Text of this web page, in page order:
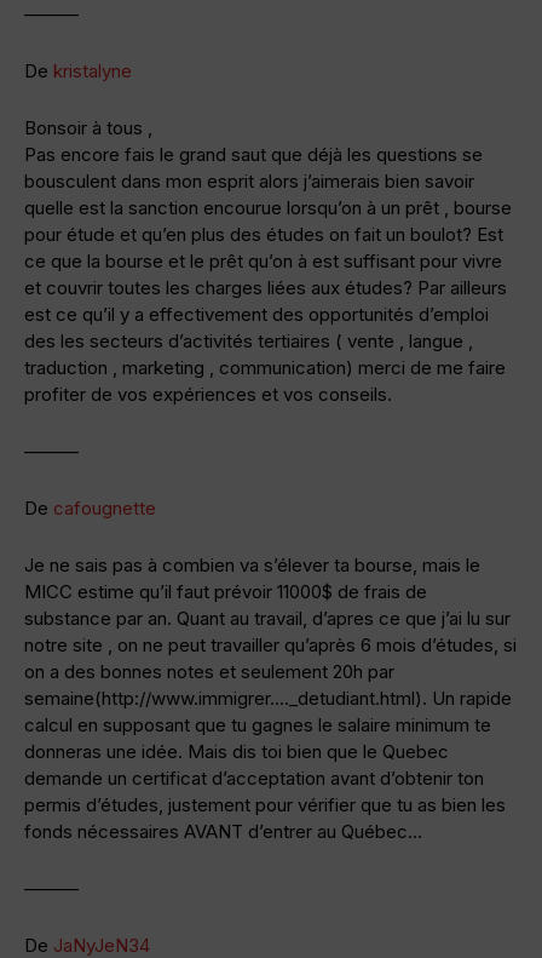
———
De kristalyne
Bonsoir à tous ,
Pas encore fais le grand saut que déjà les questions se
bousculent dans mon esprit alors j’aimerais bien savoir
quelle est la sanction encourue lorsqu’on à un prêt , bourse
pour étude et qu’en plus des études on fait un boulot? Est
ce que la bourse et le prêt qu’on à est suffisant pour vivre
et couvrir toutes les charges liées aux études? Par ailleurs
est ce qu’il y a effectivement des opportunités d’emploi
des les secteurs d’activités tertiaires ( vente , langue ,
traduction , marketing , communication) merci de me faire
profiter de vos expériences et vos conseils.
———
De cafougnette
Je ne sais pas à combien va s’élever ta bourse, mais le
MICC estime qu’il faut prévoir 11000$ de frais de
substance par an. Quant au travail, d’apres ce que j’ai lu sur
notre site , on ne peut travailler qu’après 6 mois d’études, si
on a des bonnes notes et seulement 20h par
semaine(http://www.immigrer…._detudiant.html). Un rapide
calcul en supposant que tu gagnes le salaire minimum te
donneras une idée. Mais dis toi bien que le Quebec
demande un certificat d’acceptation avant d’obtenir ton
permis d’études, justement pour vérifier que tu as bien les
fonds nécessaires AVANT d’entrer au Québec…
———
De JaNyJeN34